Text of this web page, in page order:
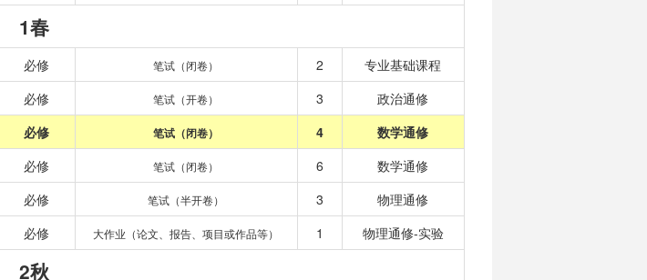
1春
必修 笔试（闭卷） 2
专业基础课程
必修 笔试（开卷） 3
政治通修
必修 笔试（闭卷） 4
数学通修
必修 笔试（闭卷） 6
数学通修
必修 笔试（半开卷） 3
物理通修
必修 大作业（论文、报告、项目或作品等） 1 物理通修-实验
2秋